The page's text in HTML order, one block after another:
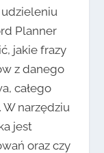
Planner
jakie frazy
z danego
całego
W narzędziu
jest
oraz czy